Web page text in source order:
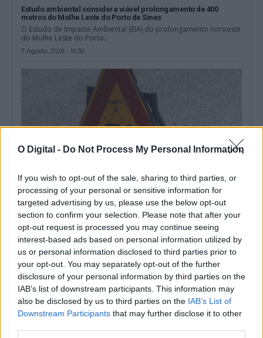
O Digital - Do Not Process My Personal Information
If you wish to opt-out of the sale, sharing to third parties, or
processing of your personal or sensitive information for
targeted advertising by us, please use the below opt-out
section to confirm your selection. Please note that after your
opt-out request is processed you may continue seeing
interest-based ads based on personal information utilized by
us or personal information disclosed to third parties prior to
your opt-out. You may separately opt-out of the further
disclosure of your personal information by third parties on the
IAB’s list of downstream participants. This information may
also be disclosed by us to third parties on the IAB’s List of
Downstream Participants that may further disclose it to other
Estudo ambiental considera viável prolongamento de 400
metros do Molhe Leste do Porto de Sines
O Estudo de Impacte Ambiental (EIA) do prolongamento noroeste
do Molhe Leste do Porto...
7 Agosto, 2026 - 15:30
Grândola: Rua de Azinheira dos Barros vai ser repavimentada e
ganhar novos passeios
O Município de Grândola abriu um concurso público, com um
preço base de 145.538,58...
6 Agosto, 2026 - 14:18